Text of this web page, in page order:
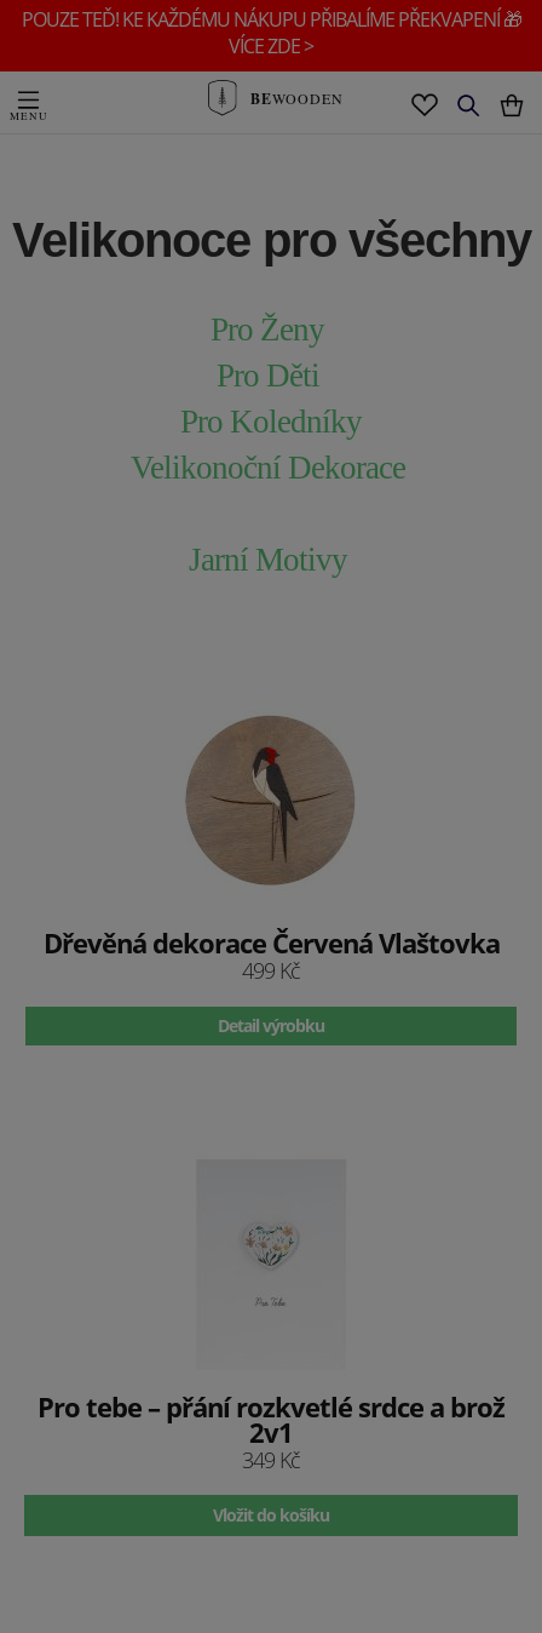
POUZE TEĎ! KE KAŽDÉMU NÁKUPU PŘIBALÍME PŘEKVAPENÍ 🎁
VÍCE ZDE >
BEWOODEN
Velikonoce pro všechny
Pro Ženy
Pro Děti
Pro Koledníky
Velikonoční Dekorace
Jarní Motivy
Dřevěná dekorace Červená Vlaštovka
499 Kč
Detail výrobku
Pro tebe – přání rozkvetlé srdce a brož
2v1
349 Kč
Vložit do košíku